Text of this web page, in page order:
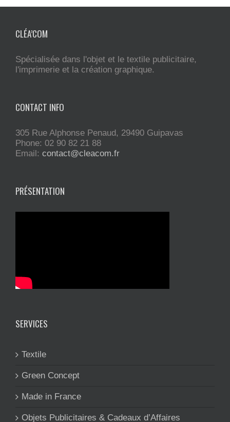
CLÉA’COM
Spécialisée dans l'objet et le textile publicitaire,
l'imprimerie et la création graphique.
CONTACT INFO
305 Rue Alphonse Penaud, 29490 Guipavas
Phone: 02 90 82 21 88
Email: contact@cleacom.fr
PRÉSENTATION
SERVICES
Textile
Green Concept
Made in France
Objets Publicitaires & Cadeaux d’Affaires